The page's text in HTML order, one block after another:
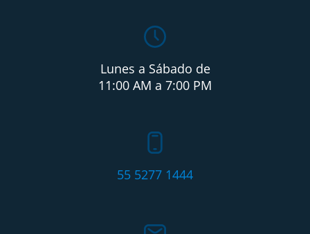
Lunes a Sábado de
11:00 AM a 7:00 PM
55 5277 1444